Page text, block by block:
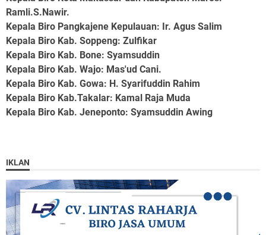
Ramli.S.Nawir.
Kepala Biro Pangkajene Kepulauan: Ir. Agus Salim
Kepala Biro Kab. Soppeng: Zulfikar
Kepala Biro Kab. Bone: Syamsuddin
Kepala Biro Kab. Wajo: Mas'ud Cani.
Kepala Biro Kab. Gowa: H. Syarifuddin Rahim
Kepala Biro Kab.Takalar: Kamal Raja Muda
Kepala Biro Kab. Jeneponto: Syamsuddin Awing
IKLAN